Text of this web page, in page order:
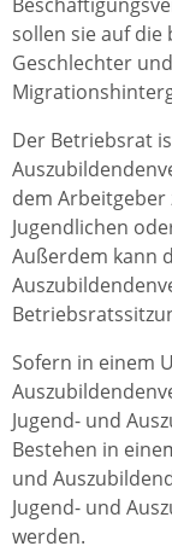
sollen sie auf
Geschlechter
Der Betriebsrat
dem Arbeitgeber
Jugendlichen
Außerdem kann
Sofern in einem
Jugend- und
Bestehen in
und
Jugend- und
werden.